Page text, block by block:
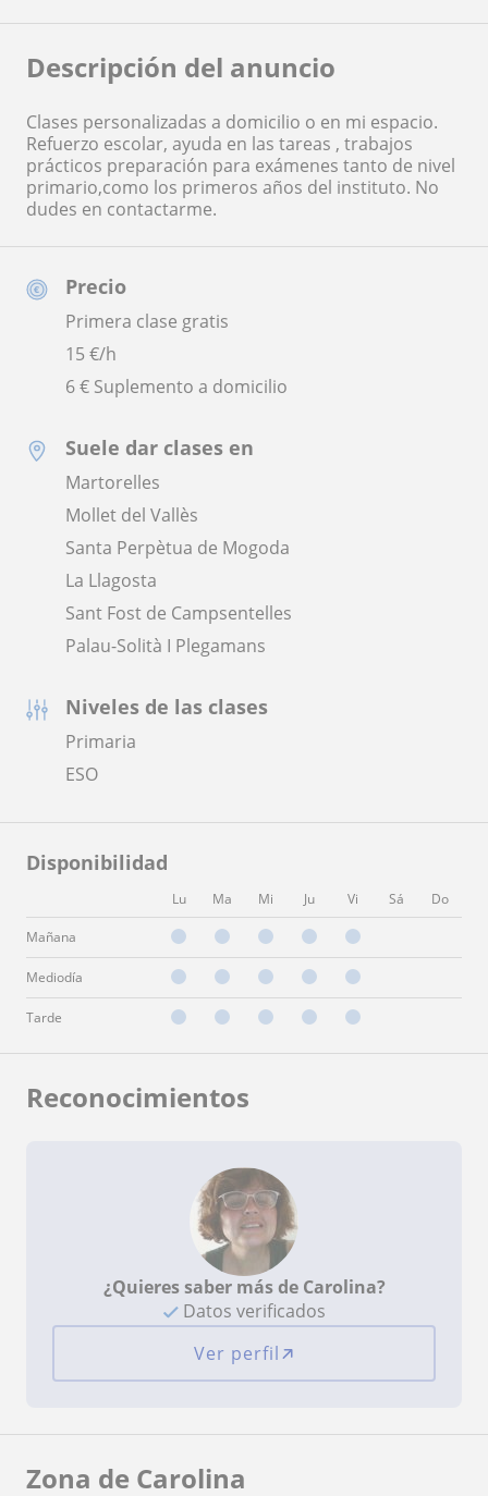
Precio
Primera clase gratis
15€/h
6 € Suplemento a domicilio
Suele dar clases en
Martorelles
Mollet del Vallès
Santa Perpètua de Mogoda
La Llagosta
Sant Fost de Campsentelles
Palau-Solità I Plegamans
Niveles de las clases
Primaria
ESO
Disponibilidad
Lu Ma Mi Ju Vi Sá Do
Mañana
Mediodía
Tarde
Descripción del anuncio
Clases personalizadas a domicilio o en mi espacio.
Refuerzo escolar, ayuda en las tareas , trabajos
prácticos preparación para exámenes tanto de nivel
primario,como los primeros años del instituto. No
dudes en contactarme.
Reconocimientos
¿Quieres saber más de Carolina?
Datos verificados
Ver perfil
Zona de Carolina